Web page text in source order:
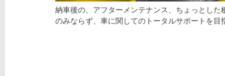
納車後の、アフターメンテナンス、ちょっとした
のみならず、車に関してのトータルサポートを目